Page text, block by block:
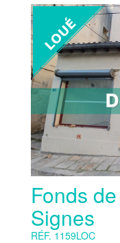
Fonds
Signes
RÉF. 1159LOC